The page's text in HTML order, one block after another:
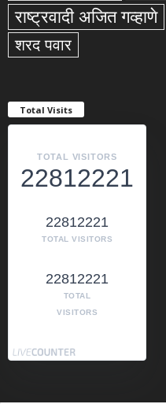
राष्ट्रवादी अजित गव्हाणे
शरद पवार
Total Visits
TOTAL VISITORS
22812221
22812221
TOTAL VISITORS
22812221
TOTAL
VISITORS